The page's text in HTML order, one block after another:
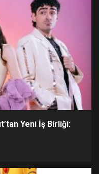
Yeni İş Birliği: